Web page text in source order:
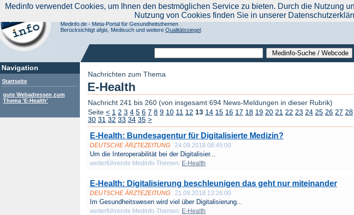
Navigation
Startseite
gute Webadressen zum
Thema 'E-Health'
Aktuelle Nachrichten|Nachrichtentrend | werben auf Medinfo|Anbieter hinzufügen
Suchen Sie noch oder Finden Sie schon?
Medinfo.de - Meta-Portal für Gesundheitsthemen
Berücksichtigt afgis, Medisuch und weitere Qualitätssiegel
Nachrichten zum Thema
E-Health
Nachricht 241 bis 260 (von insgesamt 694 News-Meldungen in dieser Rubrik)
Seite < 1 2 3 4 5 6 7 8 9 10 11 12 13 14 15 16 17 18 19 20 21 22 23 24 25 26 27 28
30 31 32 33 34 35 >
E-Health: Bundesagentur für Digitalisierte Medizin?
DEUTSCHE ÄRZTEZEITUNG 24.09.2018 08:45:00
Um die Interoperabilität bei der Digitalisier...
weiterführende Medinfo-Themen: E-Health
E-Health: Digitalisierung beschleunigen das geht nur miteinander
DEUTSCHE ÄRZTEZEITUNG 21.09.2018 13:26:00
Im Gesundheitswesen wird viel über Digitalisierung...
weiterführende Medinfo-Themen: E-Health
Medinfo verwendet Cookies, um Ihnen den bestmöglichen Service zu bieten. Durch die Nutzung
Nutzung von Cookies finden Sie in unserer